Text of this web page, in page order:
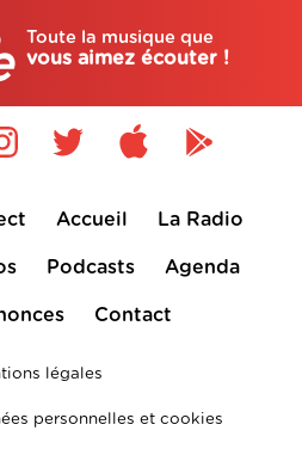
Toute la musique que
vous aimez écouter !
Accueil La Radio
Podcasts Agenda
Contact
légales
personnelles et cookies